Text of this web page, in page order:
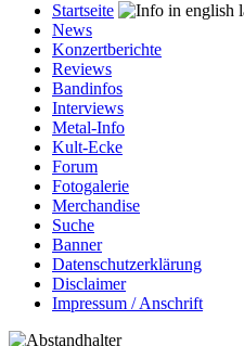
Startseite
News
Konzertberichte
Reviews
Bandinfos
Interviews
Metal-Info
Kult-Ecke
Forum
Fotogalerie
Merchandise
Suche
Banner
Datenschutzerklärung
Disclaimer
Impressum / Anschrift